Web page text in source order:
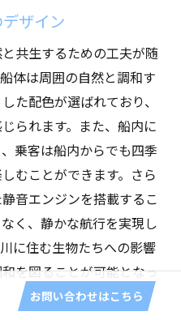
ザイン
共生するための工夫が随
体は周囲の自然と調和す
た配色が選ばれており、
られます。また、船内に
乗客は船内からでも四季
むことができます。さら
音エンジンを搭載するこ
く、静かな航行を実現し
に住む生物たちへの影響
を図ることが可能となっ
お問い合わせはこちら